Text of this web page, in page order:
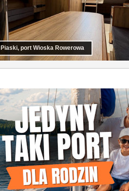
Piaski, port Wioska Rowerowa